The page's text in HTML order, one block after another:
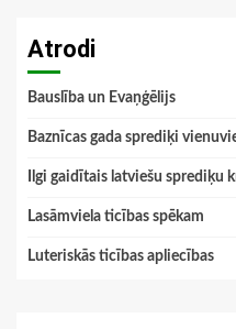
Atrodi
Bauslība un Evaņģēlijs
Baznīcas gada sprediķi
Ilgi gaidītais latviešu sprediķu
Lasāmviela ticības spēkam
Luteriskās ticības apliecības